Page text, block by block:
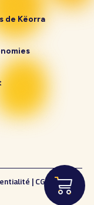
de Këorra
CGV